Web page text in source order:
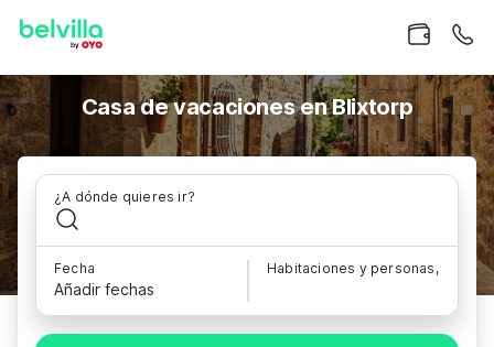
Casa de vacaciones en Blixtorp
¿A dónde quieres ir?
Fecha
Añadir fechas
Habitaciones y personas,